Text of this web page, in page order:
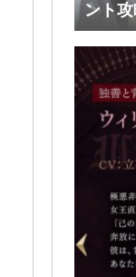
ント
日』